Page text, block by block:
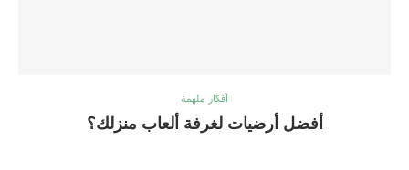
أفكار ملهمة
أفضل أرضيات لغرفة ألعاب منزلك؟